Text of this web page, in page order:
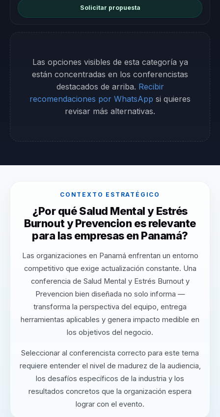
Solicitar propuesta
Las opciones visibles de esta categoría ya
están concentradas en los conferencistas
destacados de arriba. Recibir
recomendaciones por WhatsApp si quieres
revisar más alternativas.
CONTEXTO ESTRATÉGICO
¿Por qué Salud Mental y Estrés
Burnout y Prevencion es relevante
para las empresas en Panamá?
Las organizaciones en Panamá enfrentan un entorno
competitivo que exige actualización constante. Una
conferencia de Salud Mental y Estrés Burnout y
Prevencion bien diseñada no solo informa —
transforma la perspectiva del equipo, entrega
herramientas aplicables y genera impacto medible en
los objetivos del negocio.
Seleccionar al conferencista correcto para este tema
requiere entender el nivel de madurez de la audiencia,
los desafíos específicos de la industria y los
resultados concretos que la organización espera
lograr con el evento.